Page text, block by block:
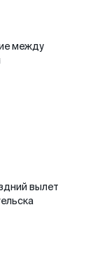
между
вылет